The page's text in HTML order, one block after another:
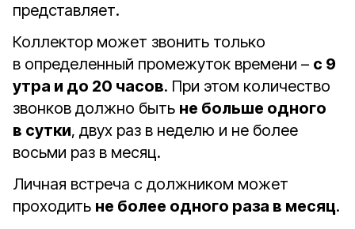
представляет.
Коллектор может звонить только
в определенный промежуток времени – с 9
утра и до 20 часов. При этом количество
звонков должно быть не больше одного
в сутки, двух раз в неделю и не более
восьми раз в месяц.
Личная встреча с должником может
проходить не более одного раза в месяц.